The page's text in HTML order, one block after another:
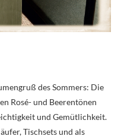
des Sommers: Die
Rosé- und Beerentönen
und Gemütlichkeit.
Tischsets und als